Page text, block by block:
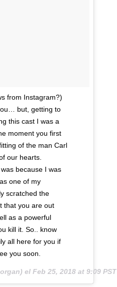
from Instagram?)
but, getting to
this cast I was a
moment you first
of the man Carl
our hearts.
because I was
one of my
scratched the
that you are out
as a powerful
kill it. So.. know
all here for you if
you soon.
el Feb 25, 2018 at 9:09 PST